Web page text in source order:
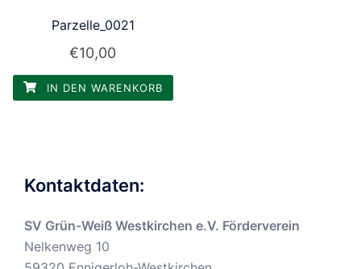
Parzelle_0021
€10,00
IN DEN WARENKORB
Kontaktdaten:
SV Grün-Weiß Westkirchen e.V. Förderverein
Nelkenweg 10